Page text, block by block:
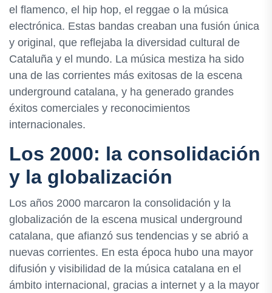
el flamenco, el hip hop, el reggae o la música
electrónica. Estas bandas creaban una fusión única
y original, que reflejaba la diversidad cultural de
Cataluña y el mundo. La música mestiza ha sido
una de las corrientes más exitosas de la escena
underground catalana, y ha generado grandes
éxitos comerciales y reconocimientos
internacionales.
Los 2000: la consolidación
y la globalización
Los años 2000 marcaron la consolidación y la
globalización de la escena musical underground
catalana, que afianzó sus tendencias y se abrió a
nuevas corrientes. En esta época hubo una mayor
difusión y visibilidad de la música catalana en el
ámbito internacional, gracias a internet y a la mayor